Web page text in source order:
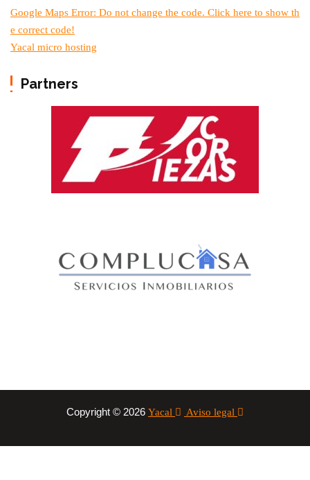
Google Maps Error: Do not change the code. Click here to show th
e correct code!
Yacal micro hosting
Partners
Copyright © 2026 Yacal Aviso legal